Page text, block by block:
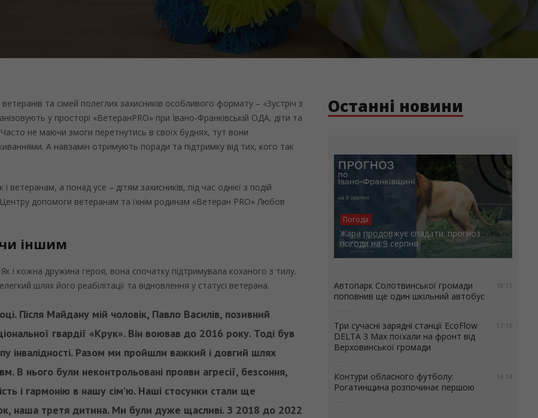
та сімей полеглих захисників особливого формату – «Зустріч з
у просторі «ВетеранPRO» при Івано-Франківській ОДА, діти та
не маючи змоги перетнутись в своїх буднях, тут вони
А навзамін отримують поради та підтримку від тих, кого так
ветеранам, а понад усе – дітям захисників, під час однієї з подій
Центру допомоги ветеранам та їхнім родинам «Ветеран PRO» Любов
іншим
і кожна дружина героя, вона спочатку підтримувала коханого з тилу.
шлях його реабілітації та відновлення у статусі ветерана.
Після Майдану мій чоловік, Павло Василів, позивний
гвардії «Крук». Він воював до 2016 року. Тоді був
інвалідності. Разом ми пройшли важкий і довгий шлях
В нього були неконтрольовані прояви агресії, безсоння,
і гармонію в нашу сім’ю. Наші стосунки стали ще
наша третя дитина. Ми були дуже щасливі. З 2018 до 2022
Останні новини
Погода
Жара продовжує спадати: прогноз
погоди на 9 серпня
18:11
Автопарк Солотвинської громади
поповнив ще один шкільний автобус
17:16
Три сучасні зарядні станції EcoFlow
DELTA 3 Max поїхали на фронт від
Верховинської громади
16:14
Контури обласного футболу:
Рогатинщина розпочинає першою